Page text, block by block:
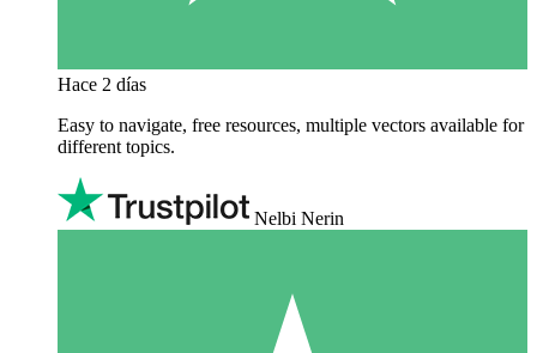
Hace 2 días
Easy to navigate, free resources, multiple vectors available for
different topics.
Nelbi Nerin